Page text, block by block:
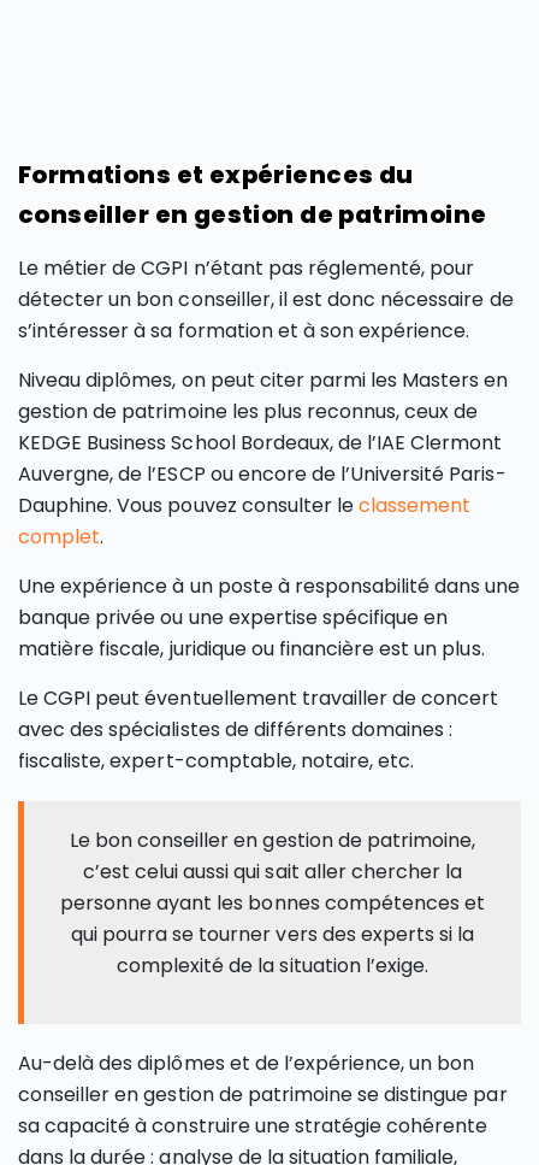
Formations et expériences du
conseiller en gestion de patrimoine
Le métier de CGPI n’étant pas réglementé, pour
détecter un bon conseiller, il est donc nécessaire de
s’intéresser à sa formation et à son expérience.
Niveau diplômes, on peut citer parmi les Masters en
gestion de patrimoine les plus reconnus, ceux de
KEDGE Business School Bordeaux, de l’IAE Clermont
Auvergne, de l’ESCP ou encore de l’Université Paris-
Dauphine. Vous pouvez consulter leclassement
complet.
Une expérience à un poste à responsabilité dans une
banque privée ou une expertise spécifique en
matière fiscale, juridique ou financière est un plus.
Le CGPI peut éventuellement travailler de concert
avec des spécialistes de différents domaines :
fiscaliste, expert-comptable, notaire, etc.
Le bon conseiller en gestion de patrimoine,
c’est celui aussi qui sait aller chercher la
personne ayant les bonnes compétences et
qui pourra se tourner vers des experts si la
complexité de la situation l’exige.
Au-delà des diplômes et de l’expérience, un bon
conseiller en gestion de patrimoine se distingue par
sa capacité à construire une stratégie cohérente
dans la durée : analyse de la situation familiale,